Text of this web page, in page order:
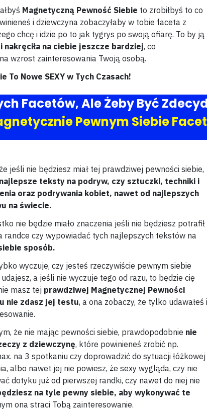
Magnetyczną Pewność Siebie to zrobiłbyś to co
i dziewczyna zobaczyłaby w tobie faceta z
chcę i idzie po to jak tygrys po swoją ofiarę. To by ją
nakręciła na ciebie jeszcze bardziej, co
wzrost zainteresowania Twoją osobą.
To Nowe SEXY w Tych Czasach!
Facetów, Ale Żeby Być
Pewnym Siebie
jeśli nie będziesz miał tej prawdziwej pewności siebie,
najlepsze teksty na podryw, czy sztuczki, techniki i
oraz podrywania kobiet, nawet od najlepszych
na świecie.
nie będzie miało znaczenia jeśli nie będziesz potrafił
randce czy wypowiadać tych najlepszych tekstów na
sposób.
wyczuje, czy jesteś rzeczywiście pewnym siebie
a jeśli nie wyczuje tego od razu, to będzie cię
masz tej prawdziwej Magnetycznej Pewności
nie zdasz jej testu, a ona zobaczy, że tylko udawałeś i
że nie mając pewności siebie, prawdopodobnie nie
z dziewczynę, które powinieneś zrobić np.
na 3 spotkaniu czy doprowadzić do sytuacji łóżkowej
albo nawet jej nie powiesz, że sexy wygląda, czy nie
dotyku już od pierwszej randki, czy nawet do niej nie
na tyle pewny siebie, aby wykonywać te
ona straci Tobą zainteresowanie.